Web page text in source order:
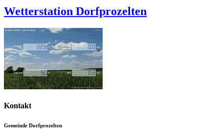
Wetterstation Dorfprozelten
Kontakt
Gemeinde Dorfprozelten